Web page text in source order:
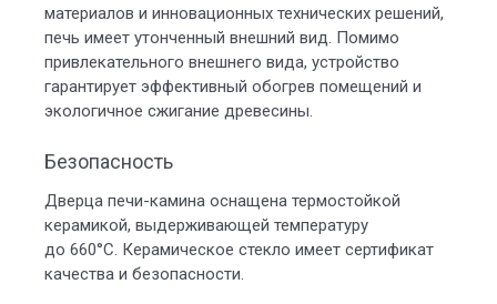
материалов и инновационных технических решений,
печь имеет утонченный внешний вид. Помимо
привлекательного внешнего вида, устройство
гарантирует эффективный обогрев помещений и
экологичное сжигание древесины.
Безопасность
Дверца печи-камина оснащена термостойкой
керамикой, выдерживающей температуру
до 660°С. Керамическое стекло имеет сертификат
качества и безопасности.